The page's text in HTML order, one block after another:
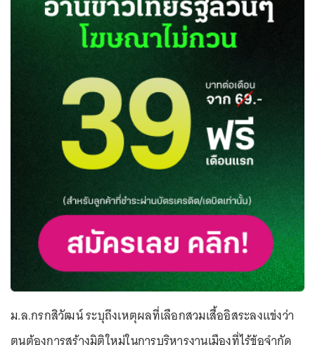
ม.ล.กรกสิวัฒน์ ระบุถึงเหตุผลที่เลือกสวมเสื้ออิสระลงแข่งว่า
ตนต้องการสร้างมิติใหม่ในการบริหารงานเมืองที่ไร้ข้อจำกัด